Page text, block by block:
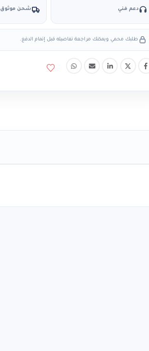
دعم فني شحن موثوق
طلبك محمي ويمكنك مراجعة تفاصيله قبل إتمام الدفع.